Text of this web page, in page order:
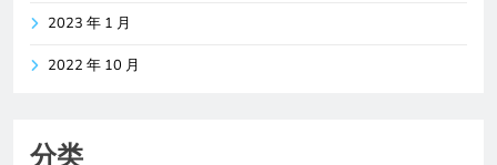
2023 年 1 月
2022 年 10 月
分类